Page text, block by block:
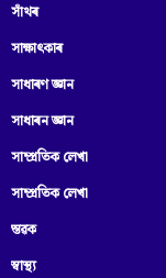
সাঁথৰ
সাক্ষাৎকাৰ
সাধাৰণ জ্ঞান
সাধাৰন জ্ঞান
সাম্প্রতিক লেখা
সাম্প্ৰতিক লেখা
স্তৱক
স্বাস্থ্য